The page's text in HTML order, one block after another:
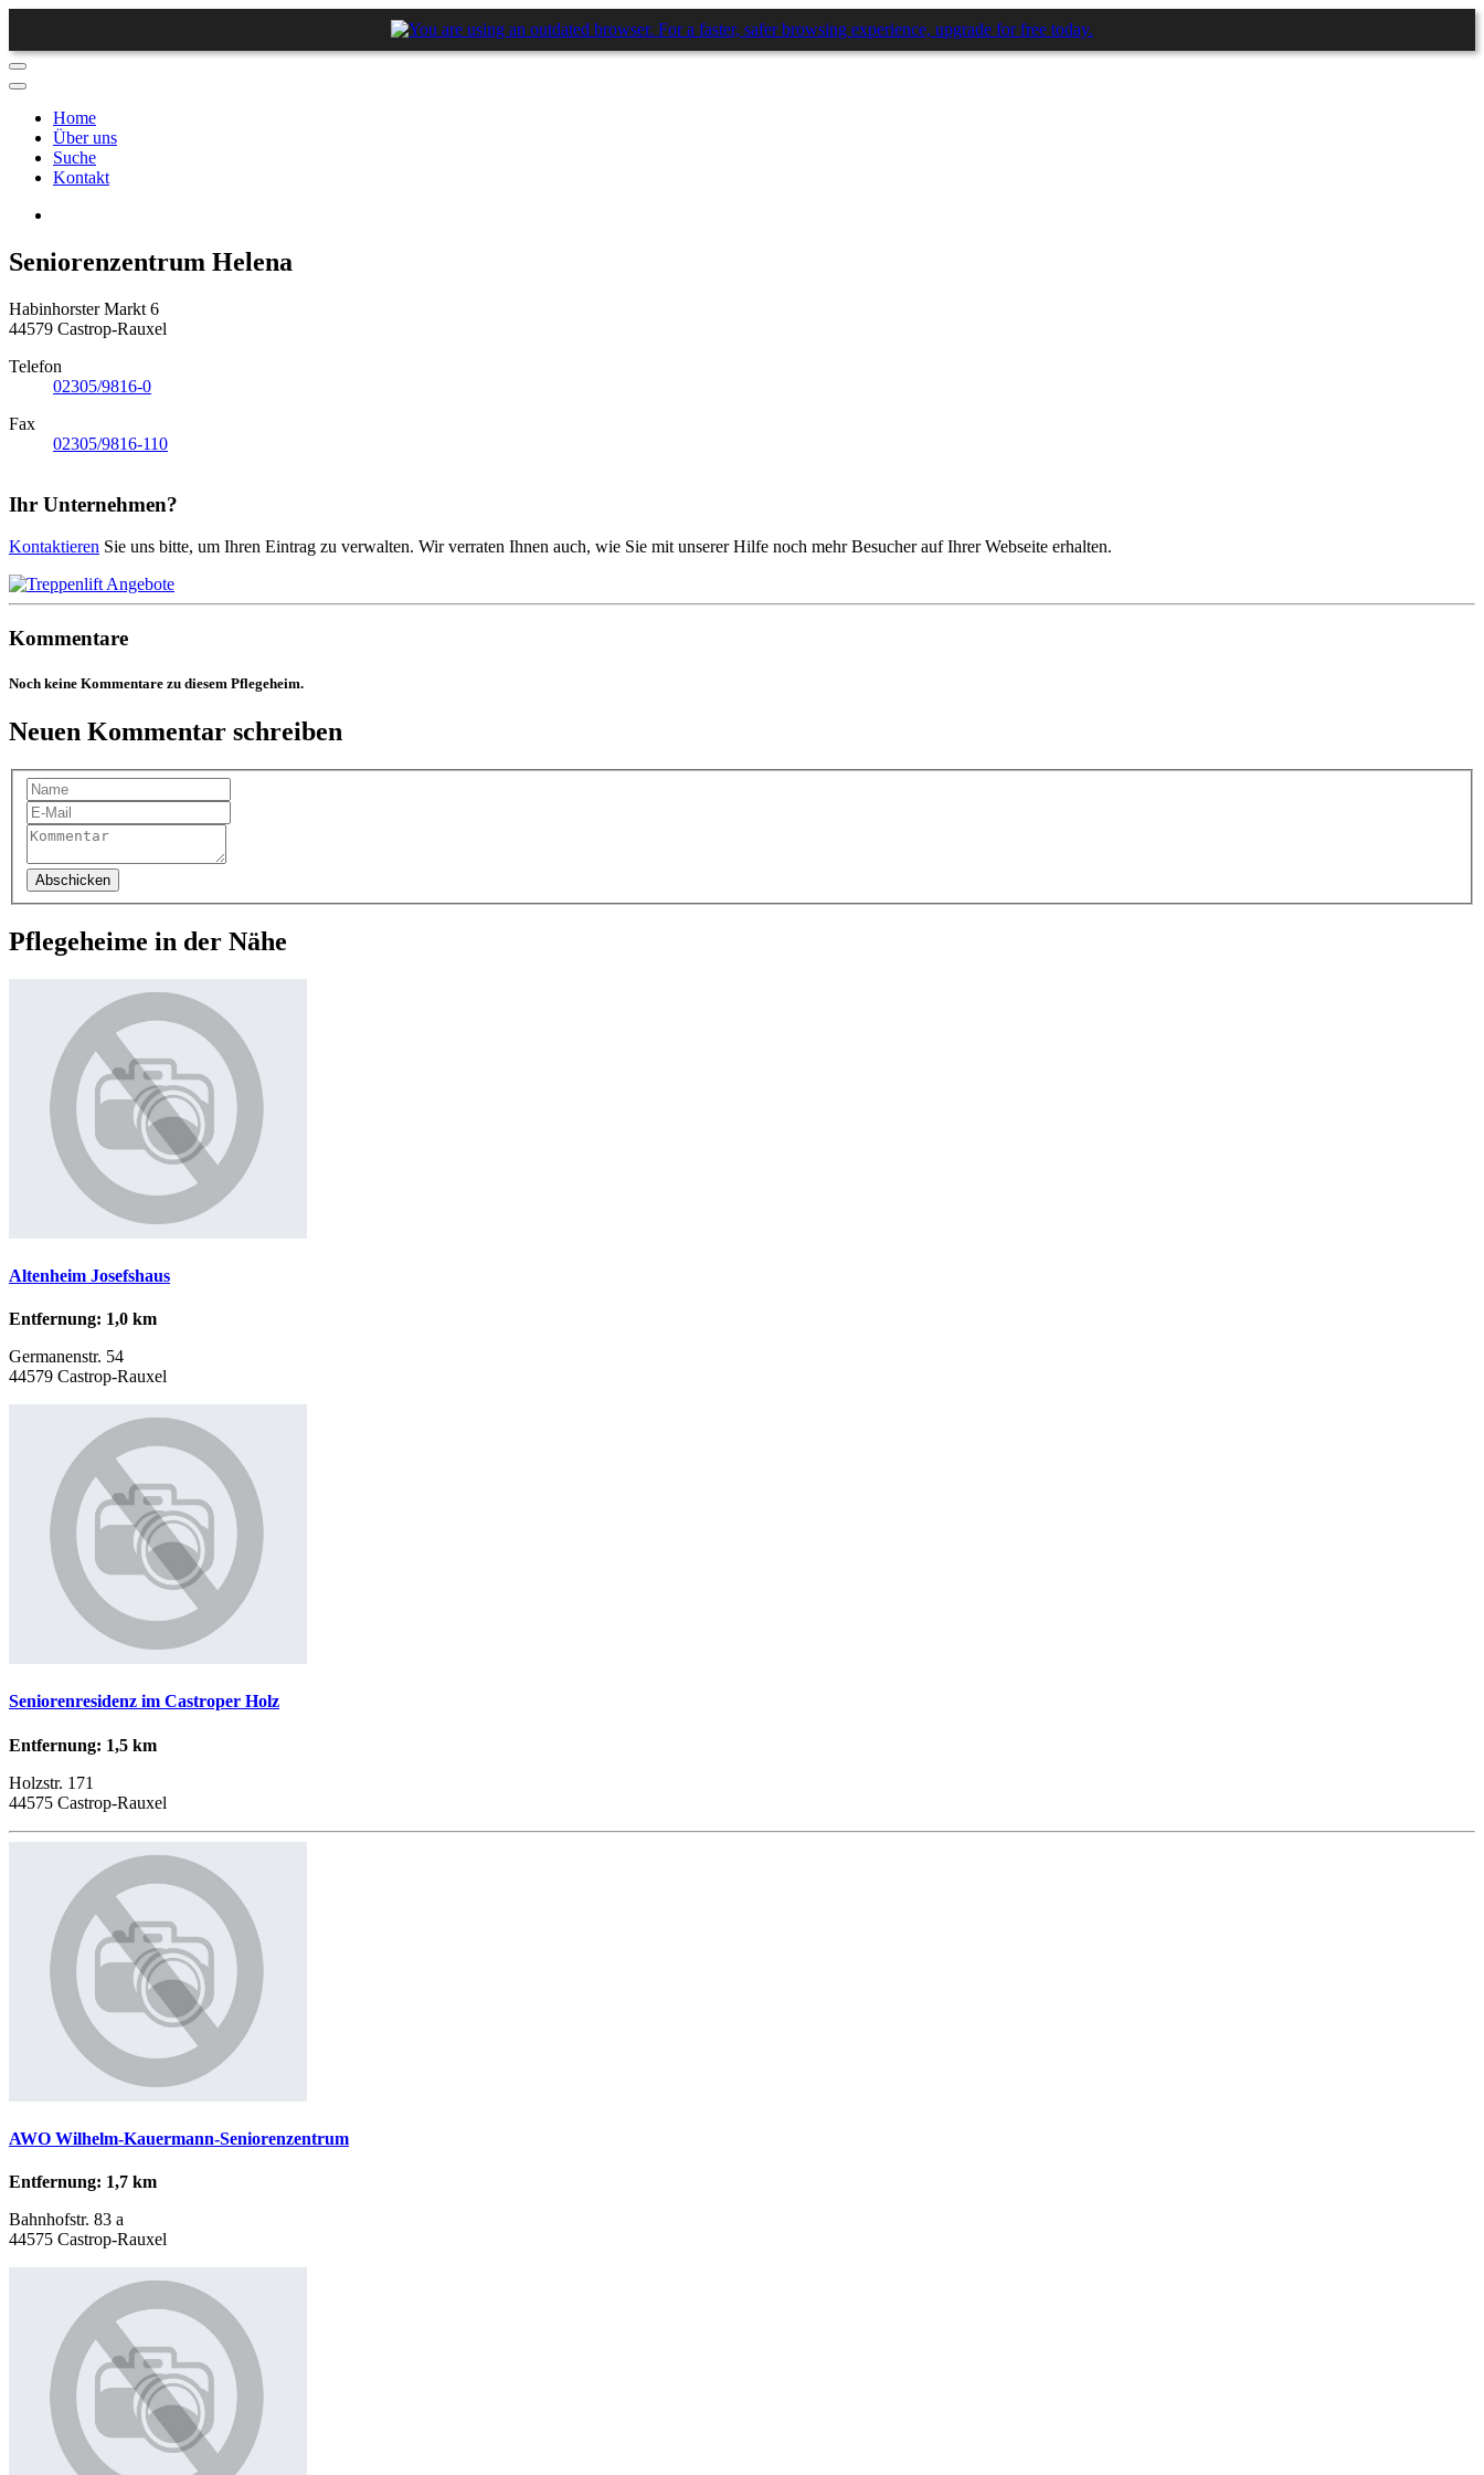
Home
Über uns
Suche
Kontakt
Seniorenzentrum Helena
Habinhorster Markt 6
44579 Castrop-Rauxel
Telefon
02305/9816-0
Fax
02305/9816-110
Ihr Unternehmen?
Kontaktieren Sie uns bitte, um Ihren Eintrag zu verwalten. Wir verraten Ihnen auch, wie Sie mit unserer Hilfe noch mehr Besucher auf Ihrer Webseite erhalten.
Kommentare
Noch keine Kommentare zu diesem Pflegeheim.
Neuen Kommentar schreiben
Abschicken
Pflegeheime in der Nähe
Altenheim Josefshaus
Entfernung: 1,0 km
Germanenstr. 54
44579 Castrop-Rauxel
Seniorenresidenz im Castroper Holz
Entfernung: 1,5 km
Holzstr. 171
44575 Castrop-Rauxel
AWO Wilhelm-Kauermann-Seniorenzentrum
Entfernung: 1,7 km
Bahnhofstr. 83 a
44575 Castrop-Rauxel